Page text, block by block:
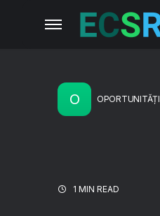
O OPORTUNITĂȚI
1 MIN READ